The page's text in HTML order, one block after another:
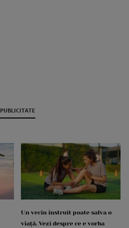
PUBLICITATE
Un vecin instruit poate salva o
viață. Vezi despre ce e vorba